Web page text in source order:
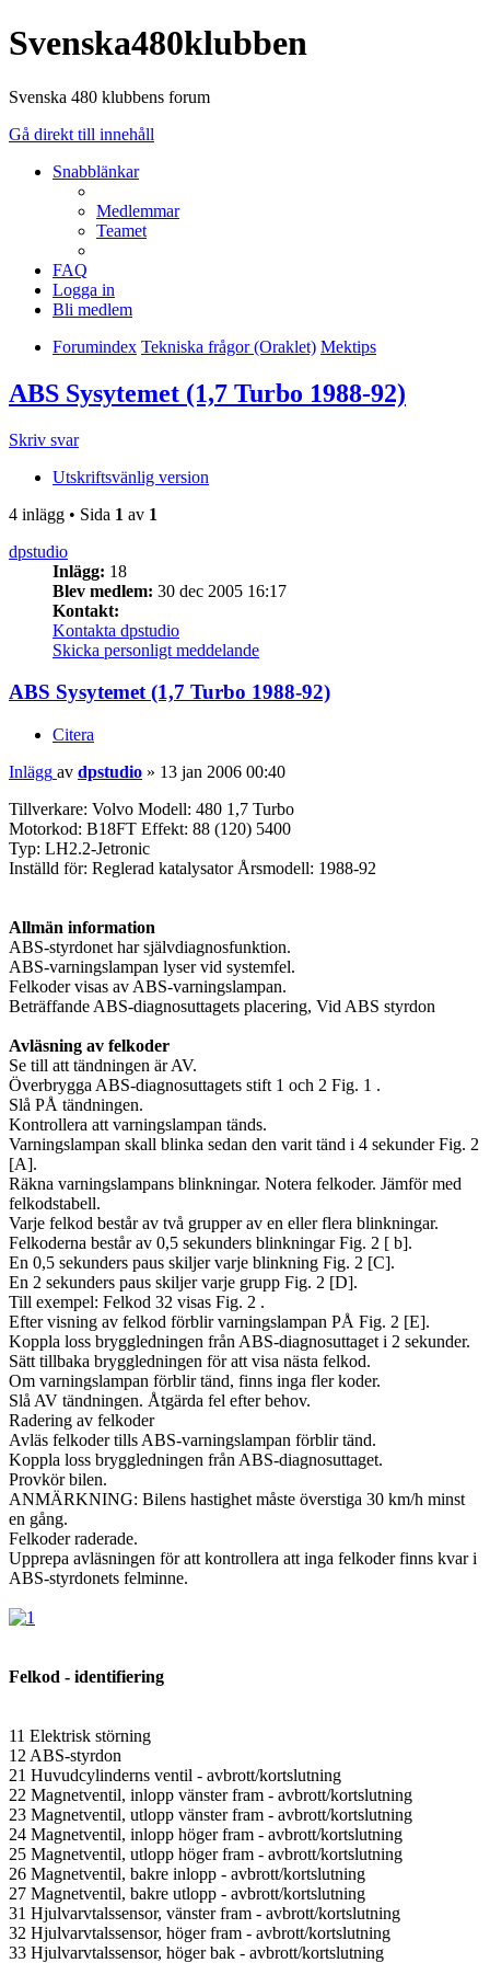
Svenska480klubben
Svenska 480 klubbens forum
Gå direkt till innehåll
Snabblänkar
Medlemmar
Teamet
FAQ
Logga in
Bli medlem
Forumindex Tekniska frågor (Oraklet) Mektips
ABS Sysytemet (1,7 Turbo 1988-92)
Skriv svar
Utskriftsvänlig version
4 inlägg • Sida 1 av 1
dpstudio
Inlägg: 18
Blev medlem: 30 dec 2005 16:17
Kontakt:
Kontakta dpstudio
Skicka personligt meddelande
ABS Sysytemet (1,7 Turbo 1988-92)
Citera
Inlägg av dpstudio » 13 jan 2006 00:40
Tillverkare: Volvo Modell: 480 1,7 Turbo
Motorkod: B18FT Effekt: 88 (120) 5400
Typ: LH2.2-Jetronic
Inställd för: Reglerad katalysator Årsmodell: 1988-92
Allmän information
ABS-styrdonet har självdiagnosfunktion.
ABS-varningslampan lyser vid systemfel.
Felkoder visas av ABS-varningslampan.
Beträffande ABS-diagnosuttagets placering, Vid ABS styrdon
Avläsning av felkoder
Se till att tändningen är AV.
Överbrygga ABS-diagnosuttagets stift 1 och 2 Fig. 1 .
Slå PÅ tändningen.
Kontrollera att varningslampan tänds.
Varningslampan skall blinka sedan den varit tänd i 4 sekunder Fig. 2
[A].
Räkna varningslampans blinkningar. Notera felkoder. Jämför med
felkodstabell.
Varje felkod består av två grupper av en eller flera blinkningar.
Felkoderna består av 0,5 sekunders blinkningar Fig. 2 [ b].
En 0,5 sekunders paus skiljer varje blinkning Fig. 2 [C].
En 2 sekunders paus skiljer varje grupp Fig. 2 [D].
Till exempel: Felkod 32 visas Fig. 2 .
Efter visning av felkod förblir varningslampan PÅ Fig. 2 [E].
Koppla loss bryggledningen från ABS-diagnosuttaget i 2 sekunder.
Sätt tillbaka bryggledningen för att visa nästa felkod.
Om varningslampan förblir tänd, finns inga fler koder.
Slå AV tändningen. Åtgärda fel efter behov.
Radering av felkoder
Avläs felkoder tills ABS-varningslampan förblir tänd.
Koppla loss bryggledningen från ABS-diagnosuttaget.
Provkör bilen.
ANMÄRKNING: Bilens hastighet måste överstiga 30 km/h minst
en gång.
Felkoder raderade.
Upprepa avläsningen för att kontrollera att inga felkoder finns kvar i
ABS-styrdonets felminne.
Felkod - identifiering
11 Elektrisk störning
12 ABS-styrdon
21 Huvudcylinderns ventil - avbrott/kortslutning
22 Magnetventil, inlopp vänster fram - avbrott/kortslutning
23 Magnetventil, utlopp vänster fram - avbrott/kortslutning
24 Magnetventil, inlopp höger fram - avbrott/kortslutning
25 Magnetventil, utlopp höger fram - avbrott/kortslutning
26 Magnetventil, bakre inlopp - avbrott/kortslutning
27 Magnetventil, bakre utlopp - avbrott/kortslutning
31 Hjulvarvtalssensor, vänster fram - avbrott/kortslutning
32 Hjulvarvtalssensor, höger fram - avbrott/kortslutning
33 Hjulvarvtalssensor, höger bak - avbrott/kortslutning